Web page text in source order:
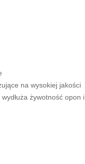
na wysokiej jakości
żywotność opon